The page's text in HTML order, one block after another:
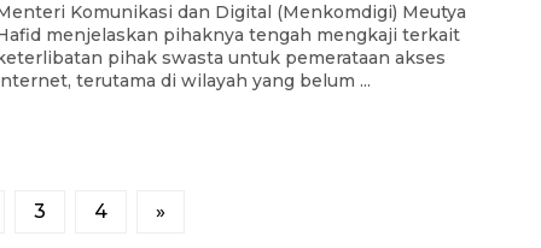
Komunikasi dan Digital (Menkomdigi) Meutya
menjelaskan pihaknya tengah mengkaji terkait
pihak swasta untuk pemerataan akses
terutama di wilayah yang belum ...
3 4 »